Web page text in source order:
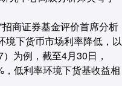
商证券基金评价首席分析
境下货币市场利率降低，以
为例，截至4月30日，
低利率环境下货基收益相